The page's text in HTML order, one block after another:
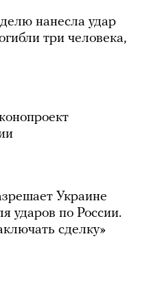
нанесла удар
три человека,
Украине
ударов по России.
сделку»